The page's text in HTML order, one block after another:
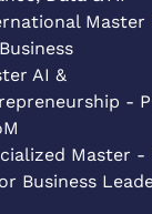
Master
AI &
-
Master -
Business